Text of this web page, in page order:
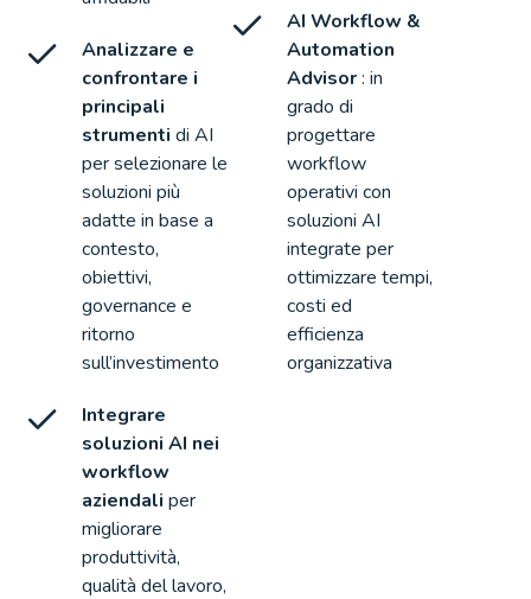
Analizzare e
confrontare i
principali
strumenti di AI
per selezionare le
soluzioni più
adatte in base a
contesto,
obiettivi,
governance e
ritorno
sull’investimento
Integrare
soluzioni AI nei
workflow
aziendali per
migliorare
produttività,
qualità del lavoro,
AI Workflow &
Automation
Advisor: in
grado di
progettare
workflow
operativi con
soluzioni AI
integrate per
ottimizzare tempi,
costi ed
efficienza
organizzativa